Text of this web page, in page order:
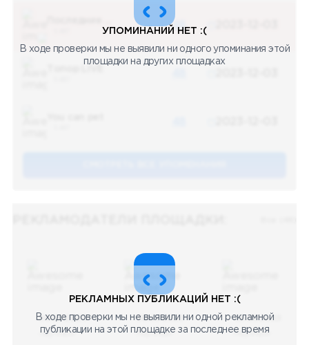
48
УПОМИНАНИЙ НЕТ :(
В ходе проверки мы не выявили ни одного упоминания этой
площадки на других площадках
08.05.2023
Научный
08.05.2023
Научный
08.05.2023
Научный
РЕКЛАМНЫХ ПУБЛИКАЦИЙ НЕТ :(
В ходе проверки мы не выявили ни одной рекламной
публикации на этой площадке за последнее время